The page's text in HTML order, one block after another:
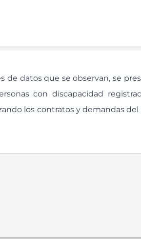
datos que se observan, se
con discapacidad
los contratos y demandas del